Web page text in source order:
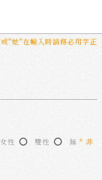
"她"在輸入時請務必用字正
女性 雙性 無 * 非